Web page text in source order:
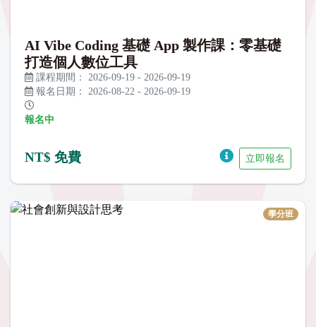
AI Vibe Coding 基礎 App 製作課：零基礎
打造個人數位工具
課程期間： 2026-09-19 - 2026-09-19
報名日期： 2026-08-22 - 2026-09-19
報名中
NT$ 免費 立即報名
學分班